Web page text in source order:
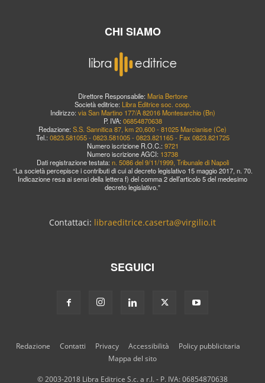
CHI SIAMO
Direttore Responsabile: Maria Bertone
Società editrice: Libra Editrice soc. coop.
Indirizzo: via San Martino 177/A 82016 Montesarchio (Bn)
P. IVA: 06854870638
Redazione: S.S. Sannitica 87, km 20,600 - 81025 Marcianise (Ce)
Tel.: 0823.581055 - 0823.581005 - 0823.821165 - Fax 0823.821725
Numero iscrizione R.O.C.: 9721
Numero iscrizione AGCI: 13738
Dati registrazione testata: n. 5086 del 9/11/1999, Tribunale di Napoli
“La società percepisce i contributi di cui al decreto legislativo 15 maggio 2017, n. 70.
Indicazione resa ai sensi della lettera f) del comma 2 dell’articolo 5 del medesimo
decreto legislativo.”
Contattaci: libraeditrice.caserta@virgilio.it
SEGUICI
Redazione Contatti Privacy Accessibilità
Policy pubblicitaria
Mappa del sito
© 2003-2018 Libra Editrice S.c. a r.l. - P. IVA: 06854870638